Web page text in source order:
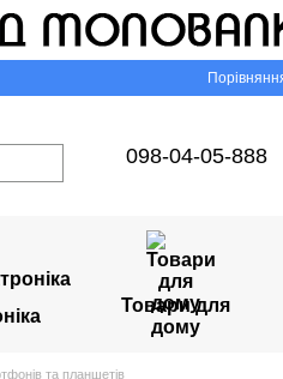
098-04-05-888
Товари для
дому
та планшетів